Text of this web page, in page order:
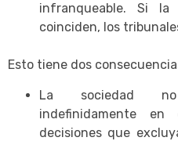
infranqueable. Si
coinciden, los
Esto tiene dos
La sociedad
indefinidamente
decisiones que